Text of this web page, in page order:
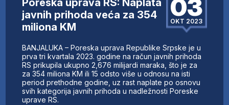
AKTUELNO
ANALIZE
KOMPANIJE
FINANSIJE
IZ STRANIH MEDIJA
AKTIVNOSTI
SWOT INTERVJU
UČLANI SE
Poreska uprava RS: Naplata
javnih prihoda veća za 354
miliona KM
03
OKT 2023
BANJALUKA – Poreska uprava Republike Srpske je u
prva tri kvartala 2023. godine na račun javnih prihoda
RS prikupila ukupno 2,676 milijardi maraka, što je za
za 354 miliona KM ili 15 odsto više u odnosu na isti
period prethodne godine, uz rast naplate po osnovu
svih kategorija javnih prihoda u nadležnosti Poreske
uprave RS.